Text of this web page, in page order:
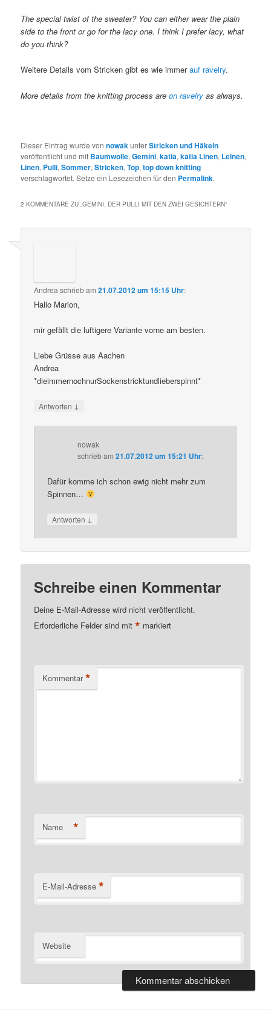
The special twist of the sweater? You can either wear the plain
side to the front or go for the lacy one. I think I prefer lacy, what
do you think?
Weitere Details vom Stricken gibt es wie immerauf ravelry.
More details from the knitting process areon ravelry as always.
Dieser Eintrag wurde vonnowakunterStricken und Häkeln
veröffentlicht und mit Baumwolle,Gemini,katia,katia Linen, Leinen,
Linen, Pulli,Sommer,Stricken,Top,top down knitting
verschlagwortet. Setze ein Lesezeichen für den Permalink.
2 KOMMENTARE ZU „GEMINI, DER PULLI MIT DEN ZWEI GESICHTERN“
Andrea schriebam21.07.2012 um 15:15 Uhr:
Hallo Marion,
mir gefällt die luftigere Variante vorne am besten.
Liebe Grüsse aus Aachen
Andrea
*dieimmernochnurSockenstricktundlieberspinnt*
Antworten ↓
nowak
schriebam21.07.2012 um 15:21 Uhr:
Dafür komme ich schon ewig nicht mehr zum
Spinnen…
Antworten ↓
Schreibe einen Kommentar
Deine E-Mail-Adresse wird nicht veröffentlicht.
Erforderliche Felder sind mit* markiert
Kommentar *
Name *
E-Mail-Adresse *
Website